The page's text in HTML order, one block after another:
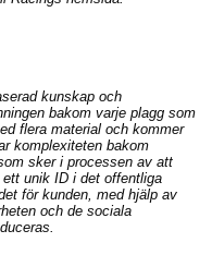
kunskap och
bakom varje plagg som
flera material och kommer
komplexiteten bakom
sker i processen av att
unik ID i det offentliga
för kunden med hjälp av
och de sociala
s.